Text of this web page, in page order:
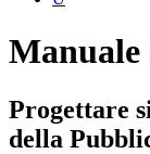
Manuale
Progettare
della